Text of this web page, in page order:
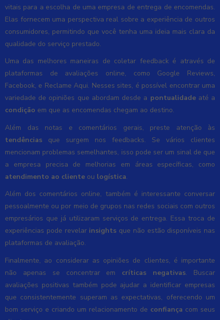
vitais para a escolha de uma empresa de entrega de encomendas.
Elas fornecem uma perspectiva real sobre a experiência de outros
consumidores, permitindo que você tenha uma ideia mais clara da
qualidade do serviço prestado.
Uma das melhores maneiras de coletar feedback é através de
plataformas de avaliações online, como Google Reviews,
Facebook, e Reclame Aqui. Nesses sites, é possível encontrar uma
variedade de opiniões que abordam desde a pontualidadeaté a
condição em que as encomendas chegam ao destino.
Além das notas e comentários gerais, preste atenção às
tendências que surgem nos feedbacks. Se vários clientes
mencionam problemas semelhantes, isso pode ser um sinal de que
a empresa precisa de melhorias em áreas específicas, como
atendimento ao cliente ou logística.
Além dos comentários online, também é interessante conversar
pessoalmente ou por meio de grupos nas redes sociais com outros
empresários que já utilizaram serviços de entrega. Essa troca de
experiências pode revelar insights que não estão disponíveis nas
plataformas de avaliação.
Finalmente, ao considerar as opiniões de clientes, é importante
não apenas se concentrar em críticas negativas. Buscar
avaliações positivas também pode ajudar a identificar empresas
que consistentemente superam as expectativas, oferecendo um
bom serviço e criando um relacionamento de confiança com seus